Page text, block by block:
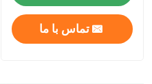
تماس با ما